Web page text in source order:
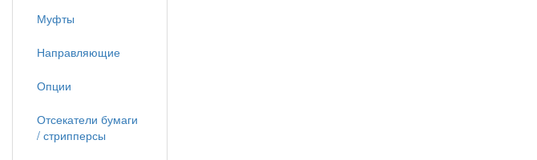
Муфты
Направляющие
Опции
Отсекатели бумаги
/ стрипперсы